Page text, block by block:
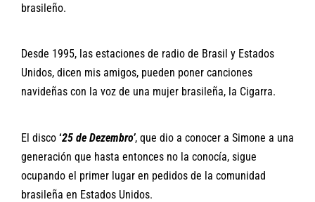
brasileño.
Desde 1995, las estaciones de radio de Brasil y Estados
Unidos, dicen mis amigos, pueden poner canciones
navideñas con la voz de una mujer brasileña, la Cigarra.
El disco ‘25 de Dezembro’, que dio a conocer a Simone a una
generación que hasta entonces no la conocía, sigue
ocupando el primer lugar en pedidos de la comunidad
brasileña en Estados Unidos.